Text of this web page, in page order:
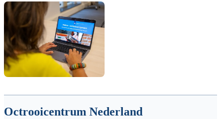
Octrooicentrum Nederland